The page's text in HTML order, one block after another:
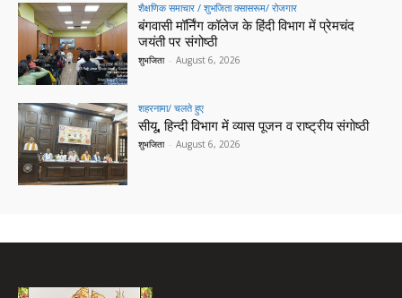
शैक्षणिक समाचार / शुभजिता क्सासरूम/ रोजगार
बंगवासी मॉर्निंग कॉलेज के हिंदी विभाग में प्रेमचंद
जयंती पर संगोष्ठी
शुभजिता - August 6, 2026
शहरनामा/ चलते हुए
सीयू, हिन्दी विभाग में व्यास पूजन व राष्ट्रीय संगोष्ठी
शुभजिता - August 6, 2026